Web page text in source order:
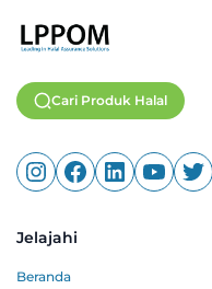
Cari Produk Halal
Jelajahi
Beranda